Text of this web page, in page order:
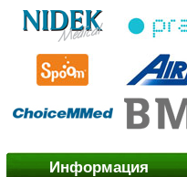
Информация